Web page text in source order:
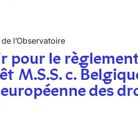
l’Observatoire
pour le
M.S.S. c.
des